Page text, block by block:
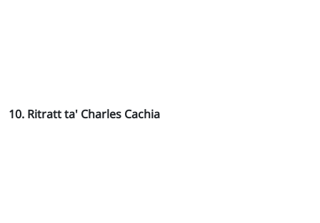
10. Ritratt ta' Charles Cachia